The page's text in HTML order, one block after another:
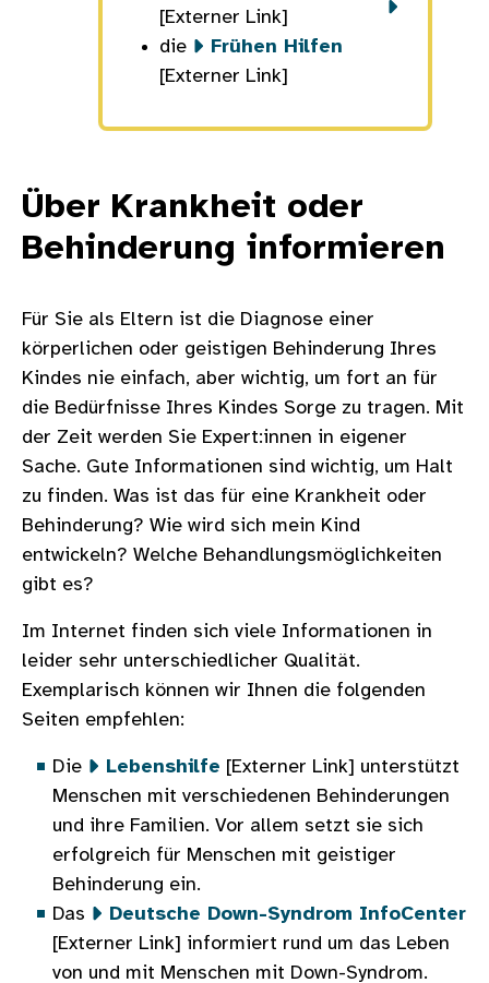
[Externer Link]
die
Frühen Hilfen
[Externer Link]
Über Krankheit oder
Behinderung informieren
Für Sie als Eltern ist die Diagnose einer
körperlichen oder geistigen Behinderung Ihres
Kindes nie einfach, aber wichtig, um fort an für
die Bedürfnisse Ihres Kindes Sorge zu tragen. Mit
der Zeit werden Sie Expert:innen in eigener
Sache. Gute Informationen sind wichtig, um Halt
zu finden. Was ist das für eine Krankheit oder
Behinderung? Wie wird sich mein Kind
entwickeln? Welche Behandlungsmöglichkeiten
gibt es?
Im Internet finden sich viele Informationen in
leider sehr unterschiedlicher Qualität.
Exemplarisch können wir Ihnen die folgenden
Seiten empfehlen:
Die Lebenshilfe [Externer Link] unterstützt
Menschen mit verschiedenen Behinderungen
und ihre Familien. Vor allem setzt sie sich
erfolgreich für Menschen mit geistiger
Behinderung ein.
Das
Deutsche Down-Syndrom InfoCenter
[Externer Link] informiert rund um das Leben
von und mit Menschen mit Down-Syndrom.